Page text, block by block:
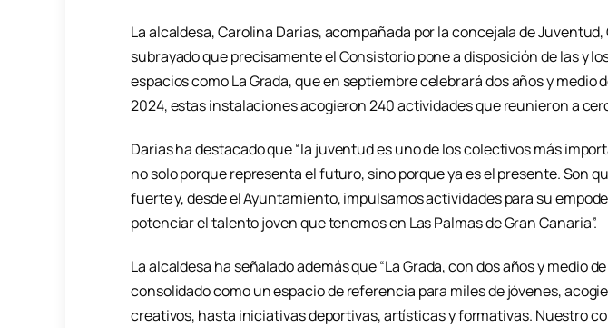
La alcaldesa, Carolina Darias, acompañada por la concejala de
subrayado que precisamente el Consistorio pone a disposición de las y
espacios como La Grada, que en septiembre celebrará dos años y medio
2024, estas instalaciones acogieron 240 actividades que reunieron a
Darias ha destacado que “la juventud es uno de los colectivos más
no solo porque representa el futuro, sino porque ya es el presente. Son
fuerte y, desde el Ayuntamiento, impulsamos actividades para su
potenciar el talento joven que tenemos en Las Palmas de Gran Canaria”.
La alcaldesa ha señalado además que “La Grada, con dos años y medio
consolidado como un espacio de referencia para miles de jóvenes,
creativos, hasta iniciativas deportivas, artísticas y formativas. Nuestro